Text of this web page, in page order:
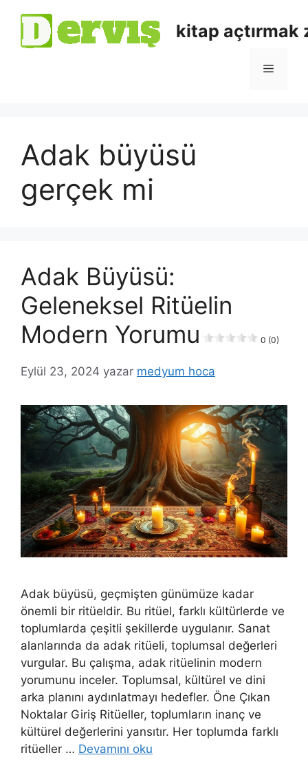
kitap açtırmak
Adak büyüsü
gerçek mi
Adak Büyüsü:
Geleneksel Ritüelin
Modern Yorumu
0 (0)
Eylül 23, 2024 yazar medyum hoca
Adak büyüsü, geçmişten günümüze kadar
önemli bir ritüeldir. Bu ritüel, farklı kültürlerde ve
toplumlarda çeşitli şekillerde uygulanır. Sanat
alanlarında da adak ritüeli, toplumsal değerleri
vurgular. Bu çalışma, adak ritüelinin modern
yorumunu inceler. Toplumsal, kültürel ve dini
arka planını aydınlatmayı hedefler. Öne Çıkan
Noktalar Giriş Ritüeller, toplumların inanç ve
kültürel değerlerini yansıtır. Her toplumda farklı
ritüeller … Devamını oku